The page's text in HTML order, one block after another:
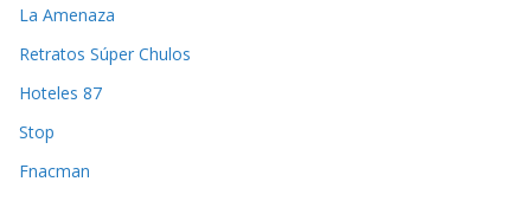
La Amenaza
Retratos Súper Chulos
Hoteles 87
Stop
Fnacman